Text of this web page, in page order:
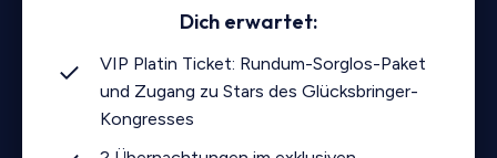
Dich erwartet:
VIP Platin Ticket: Rundum-Sorglos-Paket
und Zugang zu Stars des Glücksbringer-
Kongresses